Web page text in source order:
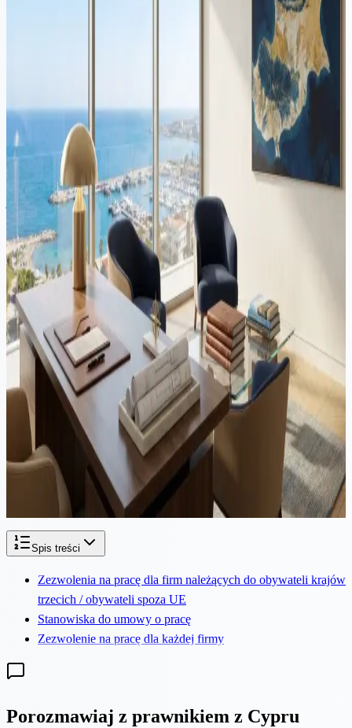
planowania w obu jurysdykcjach. Ten przewodnik obejmuje polski
podatek od wyjścia, wyrejestrowanie, Yellow Slip, status Non-Dom
na Cyprze, zrewidowaną zasadę 60 dni i strukturyzację firmy na
Cyprze dla polskich przedsiębiorców w 2026 roku.
Imigracja·9 min czytania
Konwersja prawa jazdy na Cyprze: przewodnik na 2026 rok
Większość zagranicznych rezydentów, którzy planują kontynuować
jazdę na Cyprze, ostatecznie musi wymienić swoje prawo jazdy na
lokalne. Oto jak działa konwersja — kwalifikacje, zasada 185 dni
rezydencji, wniosek TOM 7D i co spowalnia aplikacje.
Wideo
Imigracja
15 min czytania
Przeprowadzka z Wielkiej Brytanii na Cypr: przewodnik po
podatkach, rezydencji i strukturze na 2026 rok
Przeprowadzka z Wielkiej Brytanii na Cypr wymaga
skoordynowanego planowania w obu jurysdykcjach. Ten
przewodnik obejmuje Test Rezydencji Statutowej, powiadomienie
HMRC, traktowanie roku podzielonego, ogon IHT w Wielkiej
Brytanii, Pink Slip, status Non-Dom na Cyprze, zrewidowaną
zasadę 60 dni i strukturę firmy cypryjskiej dla brytyjskich
przedsiębiorców w 2026 roku.
Spis treści
Zezwolenia na pracę dla firm należących do obywateli krajów
trzecich / obywateli spoza UE
Stanowiska do umowy o pracę
Zezwolenie na pracę dla każdej firmy
Porozmawiaj z prawnikiem z Cypru